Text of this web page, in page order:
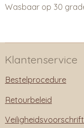
Wasbaar op 30
Klantenservice
Bestelprocedure
Retourbeleid